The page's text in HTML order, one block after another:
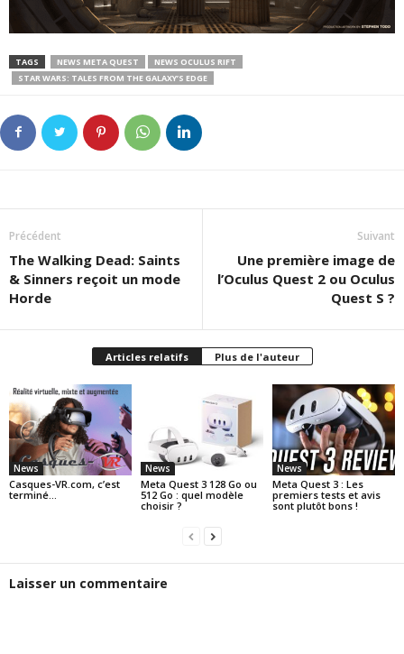
TAGS NEWS META QUEST
NEWS OCULUS RIFT
STAR WARS: TALES FROM THE GALAXY’S EDGE
Précédent
The Walking Dead: Saints
& Sinners reçoit un mode
Horde
Suivant
Une première image de
l’Oculus Quest 2 ou Oculus
Quest S ?
Articles relatifs Plus de l'auteur
News
Casques-VR.com, c’est
terminé…
News
Meta Quest 3 128 Go ou
512 Go : quel modèle
choisir ?
News
Meta Quest 3 : Les
premiers tests et avis
sont plutôt bons !
Laisser un commentaire